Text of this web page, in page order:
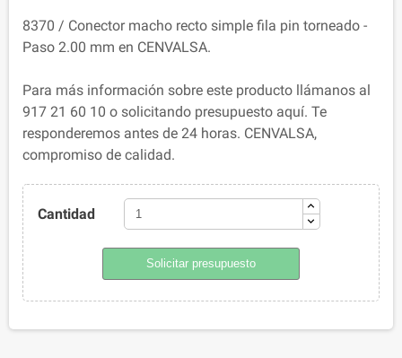
8370 / Conector macho recto simple fila pin torneado -
Paso 2.00 mm en CENVALSA.
Para más información sobre este producto llámanos al
917 21 60 10 o solicitando presupuesto aquí. Te
responderemos antes de 24 horas. CENVALSA,
compromiso de calidad.
Cantidad
Solicitar presupuesto